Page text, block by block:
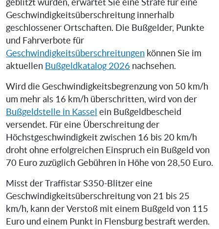
geblitzt wurden, erwartet Sie eine Strafe für eine
Geschwindigkeitsüberschreitung innerhalb
geschlossener Ortschaften. Die Bußgelder, Punkte
und Fahrverbote für
Geschwindigkeitsüberschreitungen können Sie im
aktuellen Bußgeldkatalog 2026 nachsehen.
Wird die Geschwindigkeitsbegrenzung von 50 km/h
um mehr als 16 km/h überschritten, wird von der
Bußgeldstelle in Kassel ein Bußgeldbescheid
versendet. Für eine Überschreitung der
Höchstgeschwindigkeit zwischen 16 bis 20 km/h
droht ohne erfolgreichen Einspruch ein Bußgeld von
70 Euro zuzüglich Gebühren in Höhe von 28,50 Euro.
Misst der Traffistar S350-Blitzer eine
Geschwindigkeitsüberschreitung von 21 bis 25
km/h, kann der Verstoß mit einem Bußgeld von 115
Euro und einem Punkt in Flensburg bestraft werden.